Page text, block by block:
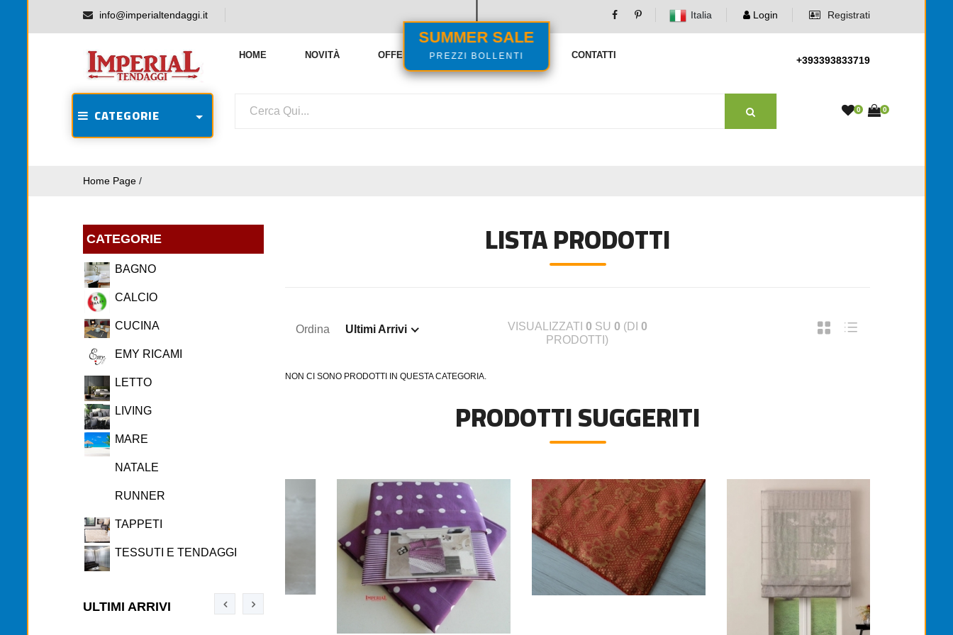
SUMMER SALE
PREZZI BOLLENTI
info@imperialtendaggi.it Italia Login Registrati
HOME NOVITÀ OFFERTE VENDITE FLASH CONTATTI +393393833719
CATEGORIE 0 0
Home Page /
CATEGORIE
BAGNO
CALCIO
CUCINA
EMY RICAMI
LETTO
LIVING
MARE
NATALE
RUNNER
TAPPETI
TESSUTI E TENDAGGI
ULTIMI ARRIVI
LISTA PRODOTTI
Ordina Ultimi Arrivi VISUALIZZATI 0 SU 0 (DI 0
PRODOTTI)
NON CI SONO PRODOTTI IN QUESTA CATEGORIA.
PRODOTTI SUGGERITI